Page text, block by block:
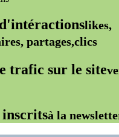
likes,
partages,clics
trafic sur le site
inscritsà la